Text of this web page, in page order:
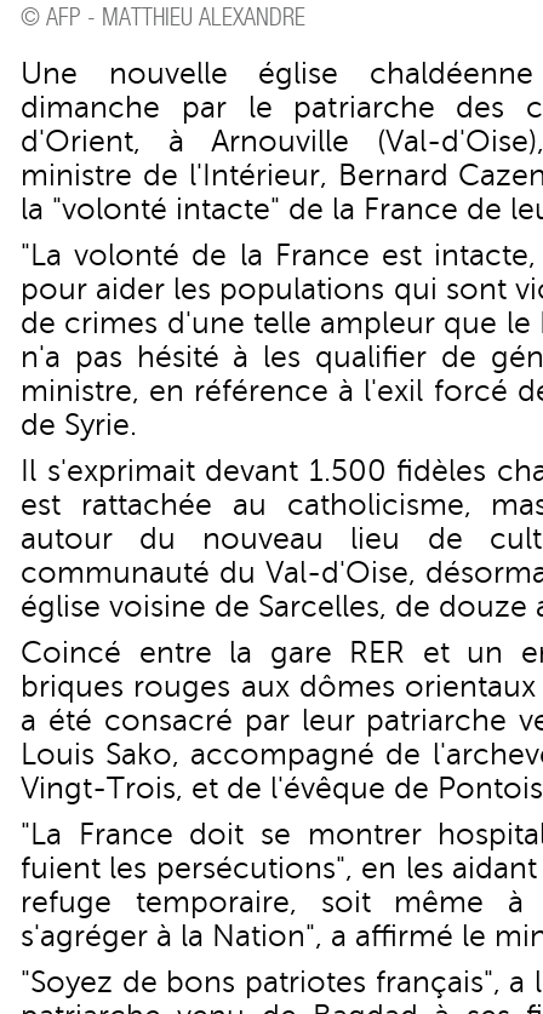
© AFP - MATTHIEU ALEXANDRE
Une nouvelle église
dimanche par le patriarche des
d'Orient, à Arnouville (Val-
ministre de l'Intérieur, Bernard
la "volonté intacte" de la France de
"La volonté de la France est
pour aider les populations qui sont
de crimes d'une telle ampleur que le
n'a pas hésité à les qualifier de
ministre, en référence à l'exil forcé
de Syrie.
Il s'exprimait devant 1.500 fidèles
est rattachée au catholicisme,
autour du nouveau lieu de
communauté du Val-d'Oise,
église voisine de Sarcelles, de douze
Coincé entre la gare RER et un
briques rouges aux dômes
a été consacré par leur patriarche
Louis Sako, accompagné de
Vingt-Trois, et de l'évêque de
"La France doit se montrer
fuient les persécutions", en les
refuge temporaire, soit même
s'agréger à la Nation", a affirmé le
"Soyez de bons patriotes français", a